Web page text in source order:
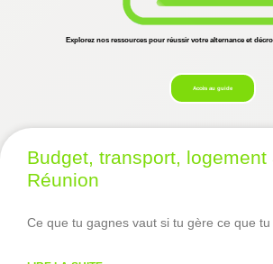
Explorez nos ressources pour réussir votre alternance et
Accès au guide
Budget, transport, logement
Réunion
Ce que tu gagnes vaut si tu gère ce que tu